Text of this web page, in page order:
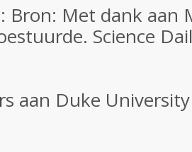
Bron: Met dank aan
Science
aan Duke